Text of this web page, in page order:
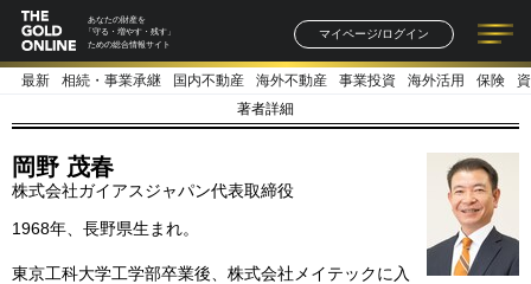
あなたの財産を
「守る・増やす・残す」
ための総合情報サイト
マイページ/ログイン
記事一覧 連載一覧
著者一覧 書籍一覧
最新 相続・事業承継 国内不動産 海外不動産 事業投資 海外活用 保険
著者詳細
岡野 茂春
株式会社ガイアスジャパン代表取締役
1968年、長野県生まれ。
東京工科大学工学部卒業後、株式会社メイテックに入